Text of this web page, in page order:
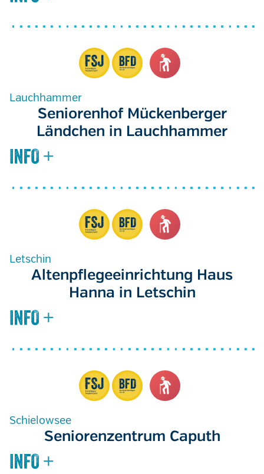
Lauchhammer
Seniorenhof Mückenberger
Ländchen in Lauchhammer
Letschin
Altenpflegeeinrichtung Haus
Hanna in Letschin
Schielowsee
Seniorenzentrum Caputh